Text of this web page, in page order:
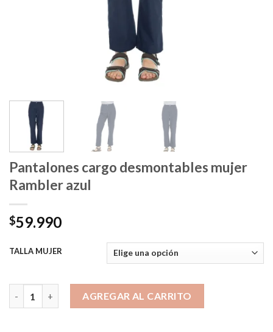
Pantalones cargo desmontables mujer
Rambler azul
$59.990
TALLA MUJER
AGREGAR AL CARRITO